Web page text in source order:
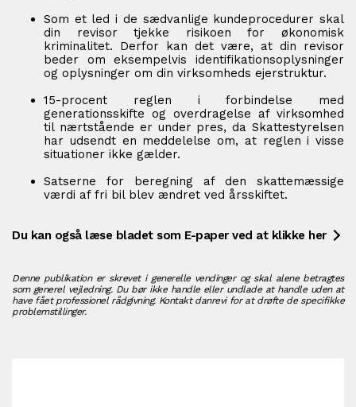
Som et led i de sædvanlige kundeprocedurer skal
din revisor tjekke risikoen for økonomisk
kriminalitet. Derfor kan det være, at din revisor
beder om eksempelvis identifikationsoplysninger
og oplysninger om din virksomheds ejerstruktur.
15-procent reglen i forbindelse med
generationsskifte og overdragelse af virksomhed
til nærtstående er under pres, da Skattestyrelsen
har udsendt en meddelelse om, at reglen i visse
situationer ikke gælder.
Satserne for beregning af den skattemæssige
værdi af fri bil blev ændret ved årsskiftet.
Du kan også læse bladet som E-paper ved at klikke her
Denne publikation er skrevet i generelle vendinger og skal alene betragtes
som generel vejledning. Du bør ikke handle eller undlade at handle uden at
have fået professionel rådgivning. Kontakt danrevi for at drøfte de specifikke
problemstillinger.